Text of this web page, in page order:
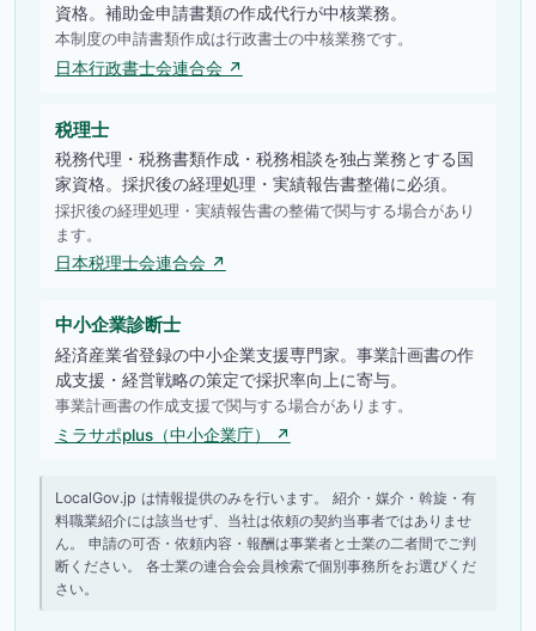
資格。補助金申請書類の作成代行が中核業務。
本制度の申請書類作成は行政書士の中核業務です。
日本行政書士会連合会 ↗
税理士
税務代理・税務書類作成・税務相談を独占業務とする国
家資格。採択後の経理処理・実績報告書整備に必須。
採択後の経理処理・実績報告書の整備で関与する場合があり
ます。
日本税理士会連合会 ↗
中小企業診断士
経済産業省登録の中小企業支援専門家。事業計画書の作
成支援・経営戦略の策定で採択率向上に寄与。
事業計画書の作成支援で関与する場合があります。
ミラサポplus（中小企業庁） ↗
LocalGov.jp は情報提供のみを行います。 紹介・媒介・斡旋・有
料職業紹介には該当せず、当社は依頼の契約当事者ではありませ
ん。 申請の可否・依頼内容・報酬は事業者と士業の二者間でご判
断ください。 各士業の連合会会員検索で個別事務所をお選びくだ
さい。